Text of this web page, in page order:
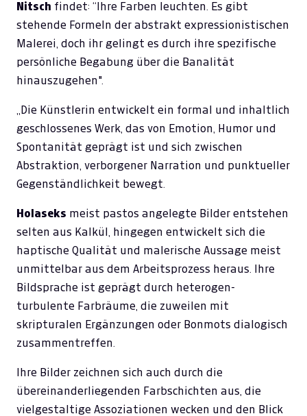
Nitsch findet: “Ihre Farben leuchten. Es gibt
stehende Formeln der abstrakt expressionistischen
Malerei, doch ihr gelingt es durch ihre spezifische
persönliche Begabung über die Banalität
hinauszugehen".
„Die Künstlerin entwickelt ein formal und inhaltlich
geschlossenes Werk, das von Emotion, Humor und
Spontanität geprägt ist und sich zwischen
Abstraktion, verborgener Narration und punktueller
Gegenständlichkeit bewegt.
Holaseks meist pastos angelegte Bilder entstehen
selten aus Kalkül, hingegen entwickelt sich die
haptische Qualität und malerische Aussage meist
unmittelbar aus dem Arbeitsprozess heraus. Ihre
Bildsprache ist geprägt durch heterogen-
turbulente Farbräume, die zuweilen mit
skripturalen Ergänzungen oder Bonmots dialogisch
zusammentreffen.
Ihre Bilder zeichnen sich auch durch die
übereinanderliegenden Farbschichten aus, die
vielgestaltige Assoziationen wecken und den Blick